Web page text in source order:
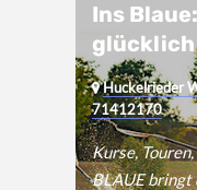
Ins
glücklich
Huckelrieder
71412170
Kurse,
BLAUE bringt